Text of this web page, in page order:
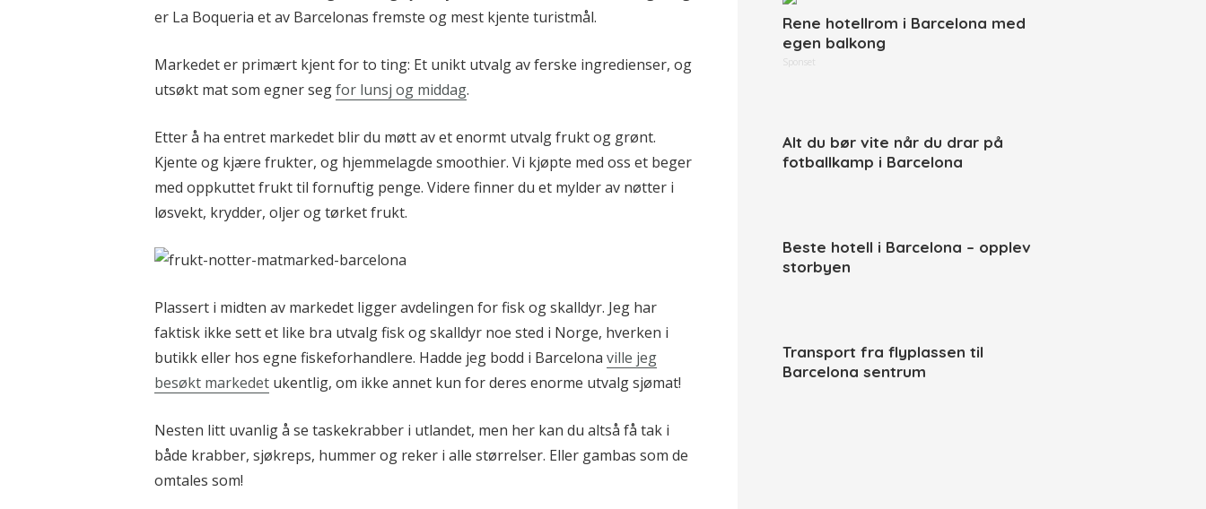
er La Boqueria et av Barcelonas fremste og mest kjente turistmål.
Markedet er primært kjent for to ting: Et unikt utvalg av ferske ingredienser, og
utsøkt mat som egner segfor lunsj og middag.
Etter å ha entret markedet blir du møtt av et enormt utvalg frukt og grønt.
Kjente og kjære frukter, og hjemmelagde smoothier. Vi kjøpte med oss et beger
med oppkuttet frukt til fornuftig penge. Videre finner du et mylder av nøtter i
løsvekt, krydder, oljer og tørket frukt.
Plassert i midten av markedet ligger avdelingen for fisk og skalldyr. Jeg har
faktisk ikke sett et like bra utvalg fisk og skalldyr noe sted i Norge, hverken i
butikk eller hos egne fiskeforhandlere. Hadde jeg bodd i Barcelona ville jeg
besøkt markedet ukentlig, om ikke annet kun for deres enorme utvalg sjømat!
Nesten litt uvanlig å se taskekrabber i utlandet, men her kan du altså få tak i
både krabber, sjøkreps, hummer og reker i alle størrelser. Eller gambas som de
omtales som!
Rene hotellrom i Barcelona med
egen balkong
Sponset
Alt du bør vite når du drar på
fotballkamp i Barcelona
Beste hotell i Barcelona – opplev
storbyen
Transport fra flyplassen til
Barcelona sentrum